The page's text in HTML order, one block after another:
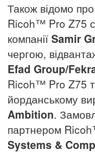
Також відомо
Ricoh™ Pro Z75
компанії Samir
чергою,
Efad Group/
Ricoh™ Pro Z75
йорданському
Ambition.
партнером
Systems &